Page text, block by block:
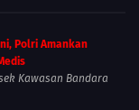
Polri Amankan
Kawasan Bandara